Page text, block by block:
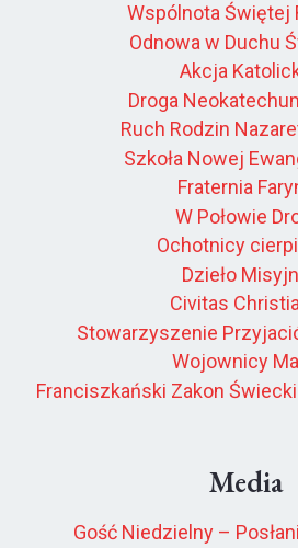
Wspólnota Świętej
Odnowa w Duchu
Akcja
Droga
Ruch Rodzin
Szkoła Nowej
Fraternia
W Połowie
Ochotnicy
Dzieło
Civitas
Stowarzyszenie
Wojownicy
Franciszkański Zakon
Media
Gość Niedzielny –